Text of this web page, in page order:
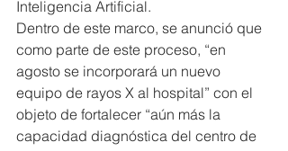
Inteligencia Artificial.
Dentro de este marco, se anunció que
como parte de este proceso, “en
agosto se incorporará un nuevo
equipo de rayos X al hospital” con el
objeto de fortalecer “aún más la
capacidad diagnóstica del centro de